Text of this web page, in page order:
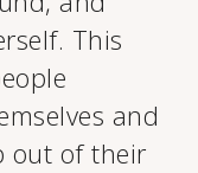
This
and
out of their